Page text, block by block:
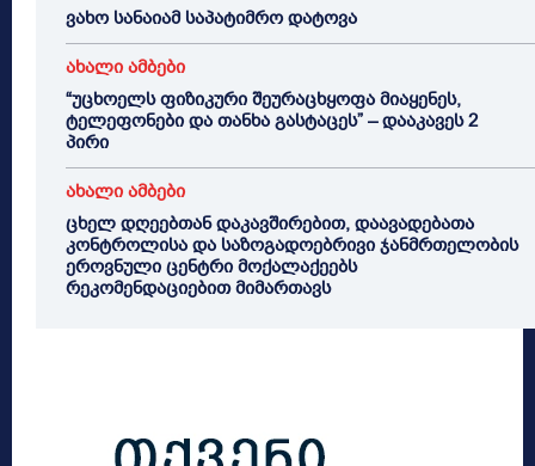
ვახო სანაიამ საპატიმრო დატოვა
ახალი ამბები
“უცხოელს ფიზიკური შეურაცხყოფა მიაყენეს,
ტელეფონები და თანხა გასტაცეს” – დააკავეს 2
პირი
ახალი ამბები
ცხელ დღეებთან დაკავშირებით, დაავადებათა
კონტროლისა და საზოგადოებრივი ჯანმრთელობის
ეროვნული ცენტრი მოქალაქეებს
რეკომენდაციებით მიმართავს